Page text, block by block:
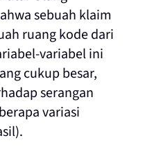
sebuah klaim
ruang kode dari
variabel ini
cukup besar,
serangan
variasi